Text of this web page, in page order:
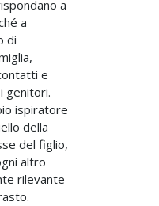
a
a
di
e
genitori.
ispiratore
della
del figlio,
altro
rilevante